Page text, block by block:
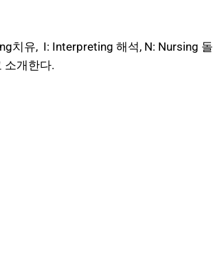
치유, I: Interpreting 해석, N: Nursing 돌
소개한다.